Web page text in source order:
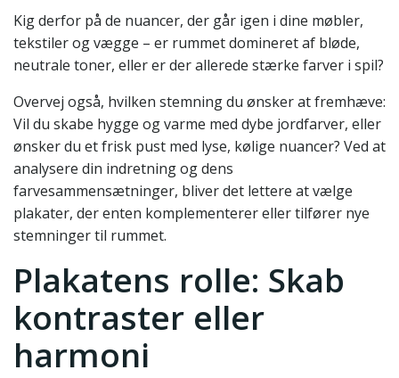
Kig derfor på de nuancer, der går igen i dine møbler,
tekstiler og vægge – er rummet domineret af bløde,
neutrale toner, eller er der allerede stærke farver i spil?
Overvej også, hvilken stemning du ønsker at fremhæve:
Vil du skabe hygge og varme med dybe jordfarver, eller
ønsker du et frisk pust med lyse, kølige nuancer? Ved at
analysere din indretning og dens
farvesammensætninger, bliver det lettere at vælge
plakater, der enten komplementerer eller tilfører nye
stemninger til rummet.
Plakatens rolle: Skab
kontraster eller
harmoni